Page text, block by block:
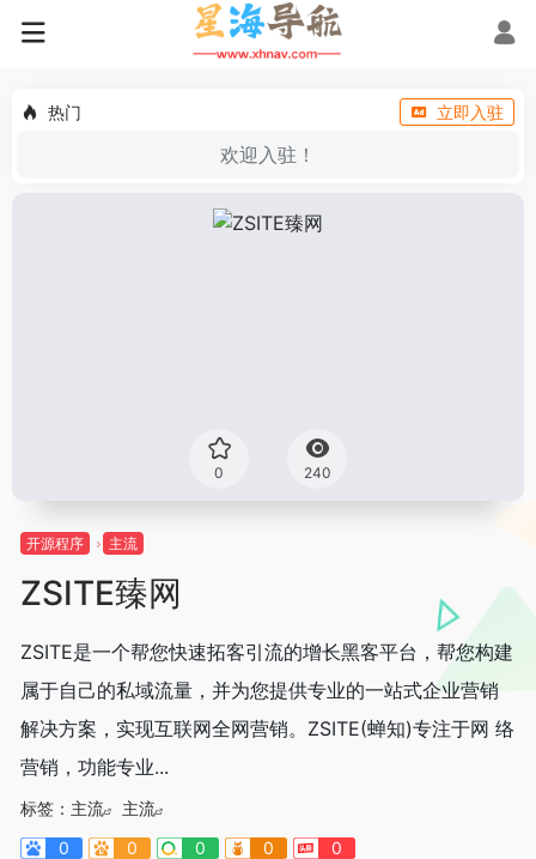
热门 立即入驻
欢迎入驻！
0 240
开源程序 主流
ZSITE臻网
ZSITE是一个帮您快速拓客引流的增长黑客平台，帮您构建
属于自己的私域流量，并为您提供专业的一站式企业营销
解决方案，实现互联网全网营销。ZSITE(蝉知)专注于网 络
营销，功能专业...
标签： 主流
主流
0
0 0 0 0